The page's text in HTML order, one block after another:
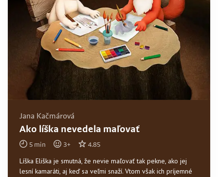
Jana Kačmárová
Ako líška nevedela maľovať
5 min 3+ 4.85
Líška Eliška je smutná, že nevie maľovať tak pekne, ako jej
lesní kamaráti, aj keď sa veľmi snaží. Vtom však ich príjemné